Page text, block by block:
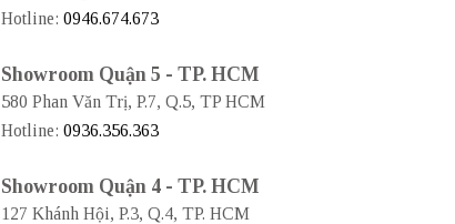
Hotline: 0946.674.673
Showroom Quận 5 - TP. HCM
580 Phan Văn Trị, P.7, Q.5, TP HCM
Hotline: 0936.356.363
Showroom Quận 4 - TP. HCM
127 Khánh Hội, P.3, Q.4, TP. HCM